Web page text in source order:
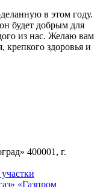
в этом году.
будет добрым для
из нас. Желаю вам
крепкого здоровья и
400001, г.
«Газпром